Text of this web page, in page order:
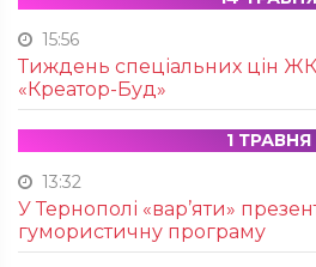
15:56
Тиждень спеціальних цін
«Креатор-Буд»
1 ТРАВНЯ
13:32
У Тернополі «вар’яти»
гумористичну програму